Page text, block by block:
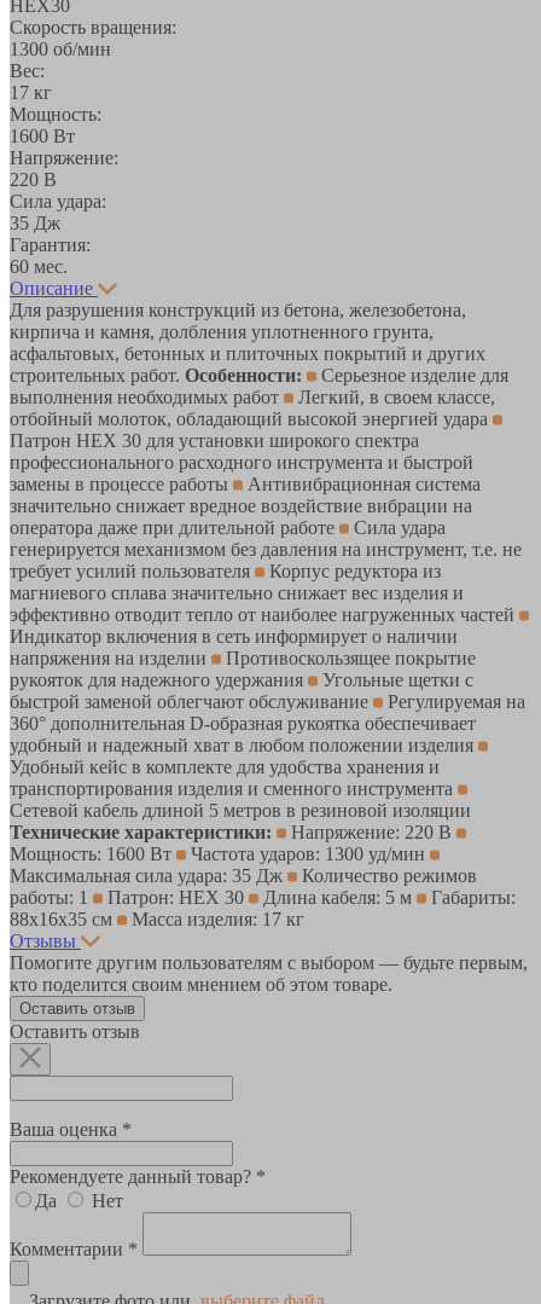
НЕХ30
Скорость вращения:
1300 об/мин
Вес:
17 кг
Мощность:
1600 Вт
Напряжение:
220 В
Сила удара:
35 Дж
Гарантия:
60 мес.
Описание
Для разрушения конструкций из бетона, железобетона,
кирпича и камня, долбления уплотненного грунта,
асфальтовых, бетонных и плиточных покрытий и других
строительных работ. Особенности:
Серьезное изделие для
выполнения необходимых работ
Легкий, в своем классе,
отбойный молоток, обладающий высокой энергией удара
Патрон НЕХ 30 для установки широкого спектра
профессионального расходного инструмента и быстрой
замены в процессе работы
Антивибрационная система
значительно снижает вредное воздействие вибрации на
оператора даже при длительной работе
Сила удара
генерируется механизмом без давления на инструмент, т.е. не
требует усилий пользователя
Корпус редуктора из
магниевого сплава значительно снижает вес изделия и
эффективно отводит тепло от наиболее нагруженных частей
Индикатор включения в сеть информирует о наличии
напряжения на изделии
Противоскользящее покрытие
рукояток для надежного удержания
Угольные щетки с
быстрой заменой облегчают обслуживание
Регулируемая на
360° дополнительная D-образная рукоятка обеспечивает
удобный и надежный хват в любом положении изделия
Удобный кейс в комплекте для удобства хранения и
транспортирования изделия и сменного инструмента
Сетевой кабель длиной 5 метров в резиновой изоляции
Технические характеристики:
Напряжение: 220 В
Мощность: 1600 Вт
Частота ударов: 1300 уд/мин
Максимальная сила удара: 35 Дж
Количество режимов
работы: 1
Патрон: HEX 30 Длина кабеля: 5 м
Габариты:
88x16x35 см
Масса изделия: 17 кг
Отзывы
Помогите другим пользователям с выбором — будьте первым,
кто поделится своим мнением об этом товаре.
Оставить отзыв
Оставить отзыв
Ваша оценка *
Рекомендуете данный товар? *
Да
Нет
Комментарии *